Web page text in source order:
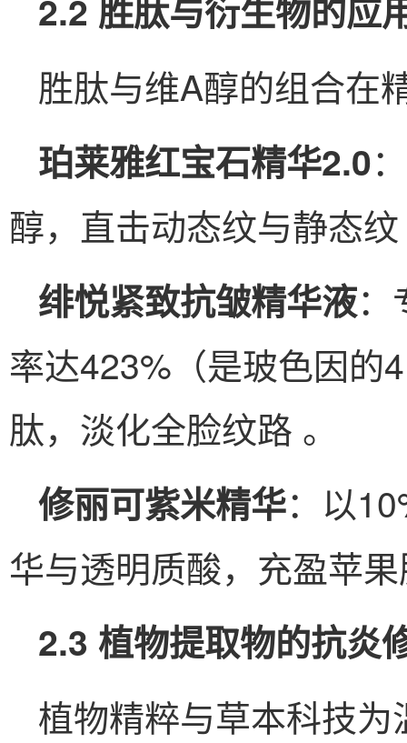
2.2 胜肽与衍生物的应
胜肽与维A醇的组合在
珀莱雅红宝石精华2.0
醇，直击动态纹与静态
绯悦紧致抗皱精华液
率达423%（是玻色因的
肽，淡化全脸纹路 。
修丽可紫米精华：以
华与透明质酸，充盈苹
2.3 植物提取物的抗炎
植物精粹与草本科技